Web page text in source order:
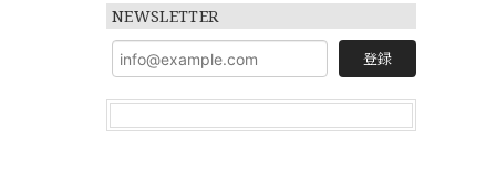
NEWSLETTER
登録